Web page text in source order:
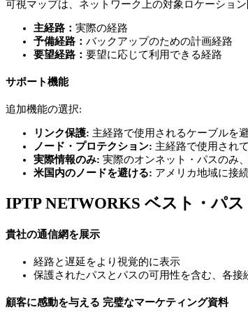
可視マップは、ネットワーク上の対象ロケーショ
主経路： 実際の経路
予備経路： バックアップのための計画経路
要望経路： 要望に応じて利用できる経路
サポート機能
追加機能の選択:
リンク保護: 主経路で使用されるケーブルを
ノード・プロテクション: 主経路で使用され
実際情報のみ: 実際のオンネット・パスのみ
米国内のノードを避ける: アメリカ地域に接
IPTP NETWORKS ベスト・パ
貴社の通信網を展示
経路と遅延をより視覚的に表示
保護されたパスとパスの可用性を含む、各接
顧客に感動を与える 完璧なマーケティング資料